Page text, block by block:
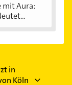
mit Aura:
in
Köln